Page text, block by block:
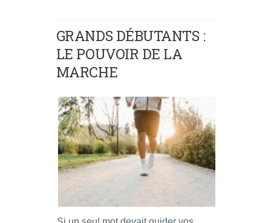
GRANDS DÉBUTANTS :
LE POUVOIR DE LA
MARCHE